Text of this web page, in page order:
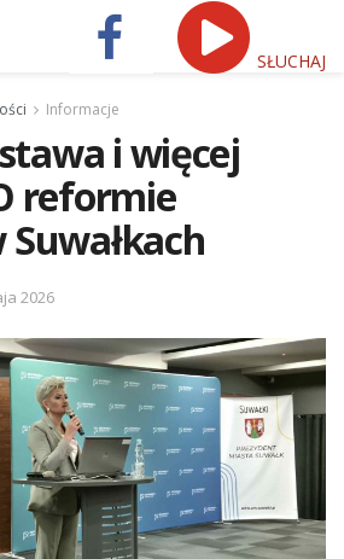
SŁUCHAJ
Informacje
i więcej
reformie
2026